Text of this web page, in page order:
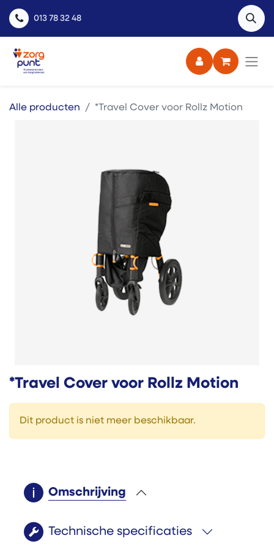
013 78 32 48
Alle producten *Travel Cover voor Rollz Motion
*Travel Cover voor Rollz Motion
Dit product is niet meer beschikbaar.
Omschrijving
Technische specificaties